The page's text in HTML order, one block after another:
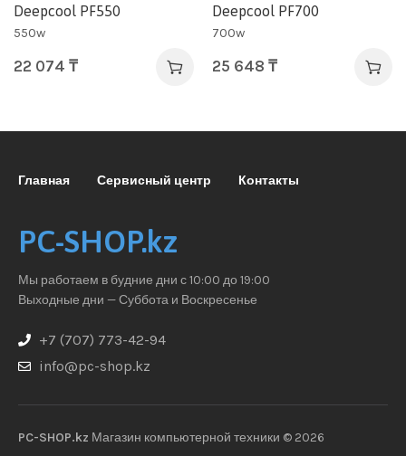
Deepcool PF550
550w
22 074 ₸
Deepcool PF700
700w
25 648 ₸
Главная Сервисный центр Контакты
PC-SHOP.kz
Мы работаем в будние дни с 10:00 до 19:00
Выходные дни — Суббота и Воскресенье
+7 (707) 773-42-94
info@pc-shop.kz
PC-SHOP.kz Магазин компьютерной техники © 2026